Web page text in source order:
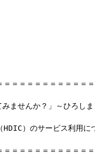
＝＝＝＝＝＝＝＝＝＝
ませんか？」～ひろしま
）のサービス利用に
＝＝＝＝＝＝＝＝＝＝